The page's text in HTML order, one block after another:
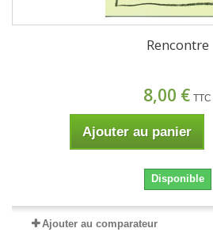
Rencontre
8,00 € TTC
Ajouter au panier
Disponible
Ajouter au comparateur